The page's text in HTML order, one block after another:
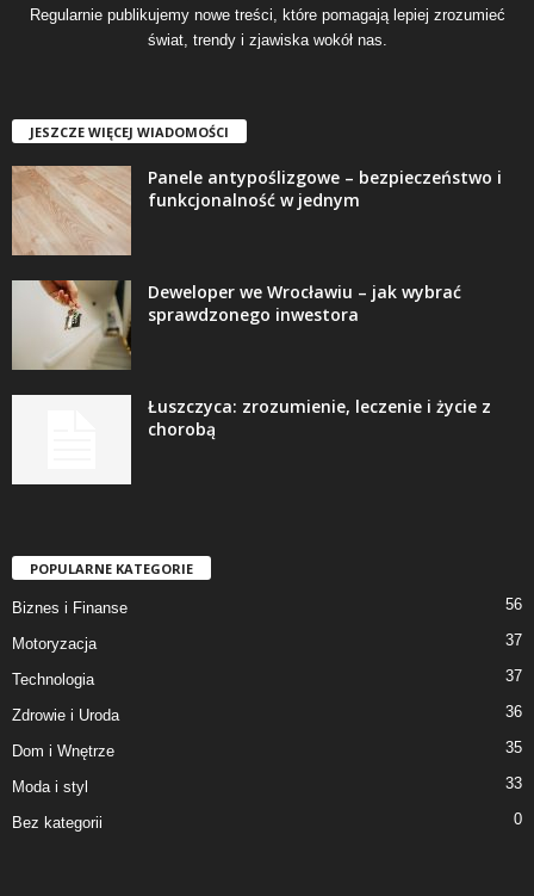
Regularnie publikujemy nowe treści, które pomagają lepiej zrozumieć
świat, trendy i zjawiska wokół nas.
JESZCZE WIĘCEJ WIADOMOŚCI
Panele antypoślizgowe – bezpieczeństwo i
funkcjonalność w jednym
Deweloper we Wrocławiu – jak wybrać
sprawdzonego inwestora
Łuszczyca: zrozumienie, leczenie i życie z
chorobą
POPULARNE KATEGORIE
Biznes i Finanse 56
Motoryzacja 37
Technologia 37
Zdrowie i Uroda 36
Dom i Wnętrze 35
Moda i styl 33
Bez kategorii 0